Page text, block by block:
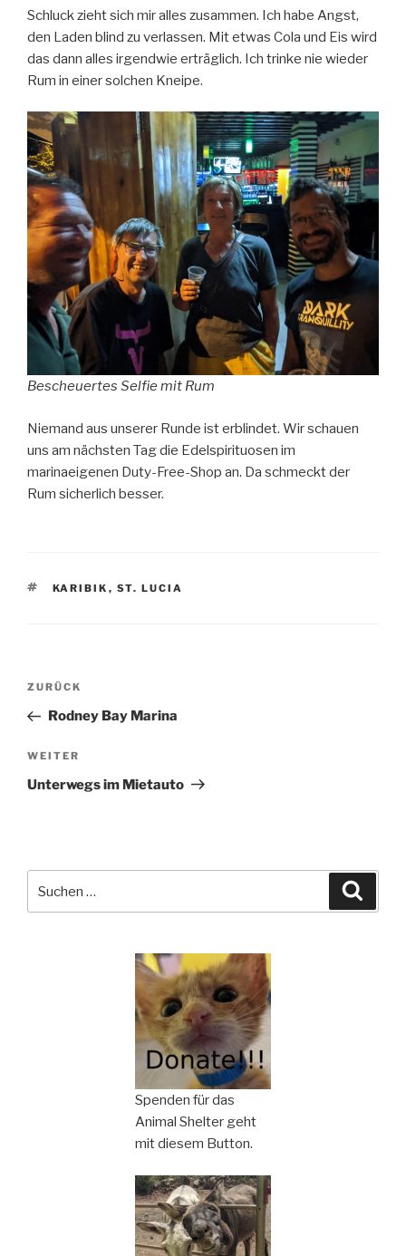
Schluck zieht sich mir alles zusammen. Ich habe Angst,
den Laden blind zu verlassen. Mit etwas Cola und Eis wird
das dann alles irgendwie erträglich. Ich trinke nie wieder
Rum in einer solchen Kneipe.
Bescheuertes Selfie mit Rum
Niemand aus unserer Runde ist erblindet. Wir schauen
uns am nächsten Tag die Edelspirituosen im
marinaeigenen Duty-Free-Shop an. Da schmeckt der
Rum sicherlich besser.
SCHLAGWÖRTER
KARIBIK , ST. LUCIA
Beitragsnavigation
Vorheriger
Beitrag
ZURÜCK
Rodney Bay Marina
Nächster
Beitrag
WEITER
Unterwegs im Mietauto
nach:
Spenden für das
Animal Shelter geht
mit diesem Button.